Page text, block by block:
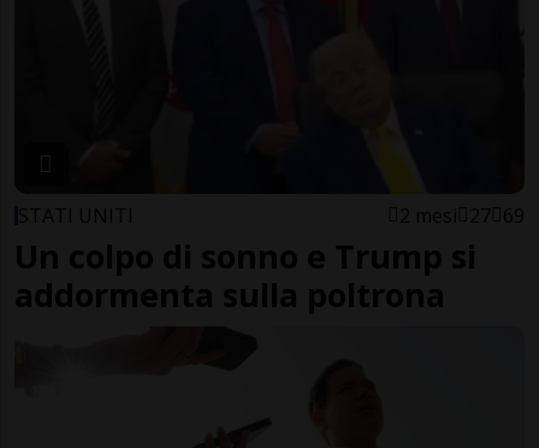
STATI UNITI 2 mesi 27 69
Un colpo di sonno e Trump si
addormenta sulla poltrona